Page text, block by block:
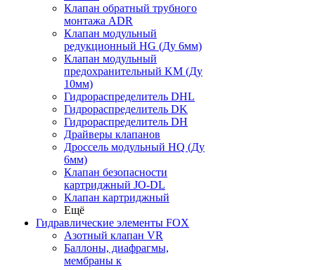
Клапан обратный трубного
монтажа ADR
Клапан модульный
редукционный HG (Ду 6мм)
Клапан модульный
предохранительный KM (Ду
10мм)
Гидрораспределитель DHL
Гидрораспределитель DK
Гидрораспределитель DH
Драйверы клапанов
Дроссель модульный HQ (Ду
6мм)
Клапан безопасности
картриджный JO-DL
Клапан картриджный
Ещё
Гидравлические элементы FOX
Азотный клапан VR
Баллоны, диафрагмы,
мембраны к